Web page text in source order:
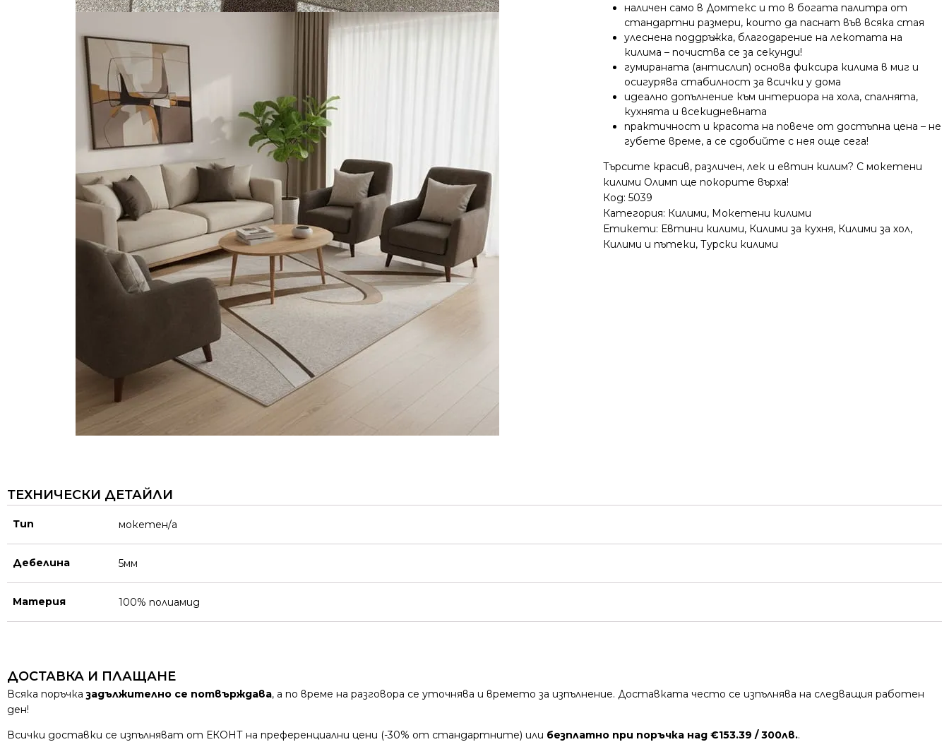
наличен само в Домтекс и то в богата палитра от
стандартни размери, които да паснат във всяка стая
улеснена поддръжка, благодарение на лекотата на
килима – почиства се за секунди!
гумираната (антислип) основа фиксира килима в миг и
осигурява стабилност за всички у дома
идеално допълнение към интериора на хола, спалнята,
кухнята и всекидневната
практичност и красота на повече от достъпна цена – не
губете време, а се сдобийте с нея още сега!
Търсите красив, различен, лек и евтин килим? С мокетени
килими Олимп ще покорите върха!
Код:5039
Категория: Килими, Мокетени килими
Етикети: Евтини килими, Килими за кухня, Килими за хол,
Килими и пътеки,Турски килими
ТЕХНИЧЕСКИ ДЕТАЙЛИ
Тип мокетен/а
Дебелина 5мм
Материя 100% полиамид
ДОСТАВКА И ПЛАЩАНЕ
Всяка поръчказадължително се потвърждава, а по време на разговора се уточнява и времето за изпълнение. Доставката често се изпълнява на следващия работен
ден!
Всички доставки се изпълняват от ЕКОНТ на преференциални цени (-30% от стандартните) или безплатно при поръчка над €153.39 / 300лв..